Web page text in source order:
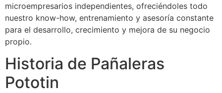
microempresarios independientes, ofreciéndoles todo
nuestro know-how, entrenamiento y asesoría constante
para el desarrollo, crecimiento y mejora de su negocio
propio.
Historia de Pañaleras
Pototin